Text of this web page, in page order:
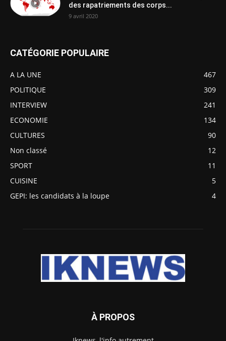
des rapatriements des corps...
9 avril 2020
CATÉGORIE POPULAIRE
A LA UNE
467
POLITIQUE
309
INTERVIEW
241
ECONOMIE
134
CULTURES
90
Non classé
12
SPORT
11
CUISINE
5
GEPI: les candidats à la loupe
4
À PROPOS